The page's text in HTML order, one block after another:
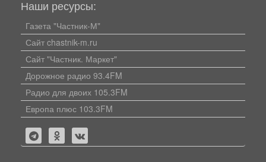
Наши ресурсы:
Газета "Частник-М"
Сайт chastnik-m.ru
Сайт "Частник. Маркет"
Дорожное радио 93.4FM
Радио для двоих 105.3FM
Европа плюс 103.3FM